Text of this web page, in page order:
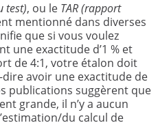
test), ou le TAR (rapport
mentionné dans diverses
que si vous voulez
une exactitude d’1 % et
de 4:1, votre étalon doit
dire avoir une exactitude de
publications suggèrent que
grande, il n’y a aucun
du calcul de